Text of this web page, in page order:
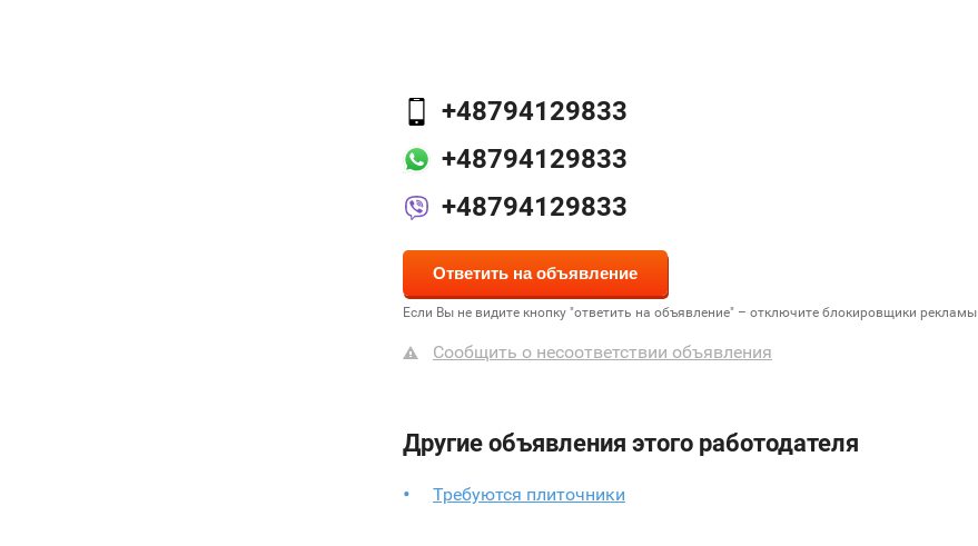
+48794129833
+48794129833
+48794129833
Если Вы не видите кнопку "ответить на объявление" – отключите блокировщики рекламы
Сообщить о несоответствии объявления
Другие объявления этого работодателя
Требуются плиточники